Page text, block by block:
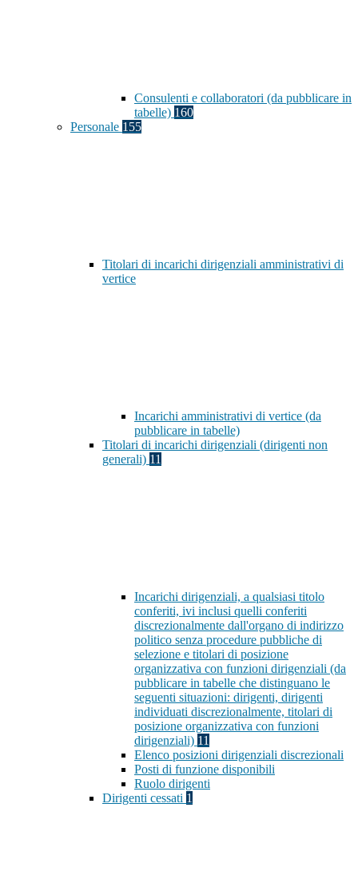
Consulenti e collaboratori (da pubblicare in
tabelle) 160
Personale 155
Titolari di incarichi dirigenziali amministrativi di
vertice
Incarichi amministrativi di vertice (da
pubblicare in tabelle)
Titolari di incarichi dirigenziali (dirigenti non
generali) 11
Incarichi dirigenziali, a qualsiasi titolo
conferiti, ivi inclusi quelli conferiti
discrezionalmente dall'organo di indirizzo
politico senza procedure pubbliche di
selezione e titolari di posizione
organizzativa con funzioni dirigenziali (da
pubblicare in tabelle che distinguano le
seguenti situazioni: dirigenti, dirigenti
individuati discrezionalmente, titolari di
posizione organizzativa con funzioni
dirigenziali) 11
Elenco posizioni dirigenziali discrezionali
Posti di funzione disponibili
Ruolo dirigenti
Dirigenti cessati 1